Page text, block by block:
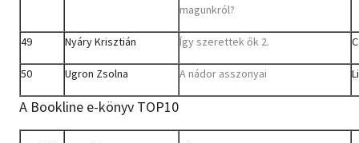
magunkról?
49 Nyáry Krisztián Így szerettek ők 2.
50 Ugron Zsolna A nádor asszonyai
A Bookline e-könyv TOP10